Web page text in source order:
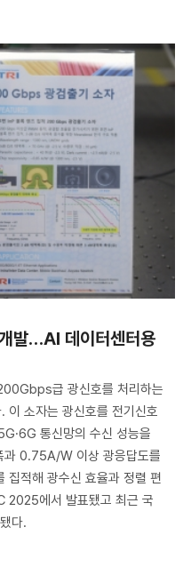
발…AI 데이터센터용
급 광신호를 처리하는
이 소자는 광신호를 전기신호
통신망의 수신 성능을
과 0.75A/W 이상 광응답도를
집적해 광수신 효율과 정렬 편
2025에서 발표됐고 최근 국
다.